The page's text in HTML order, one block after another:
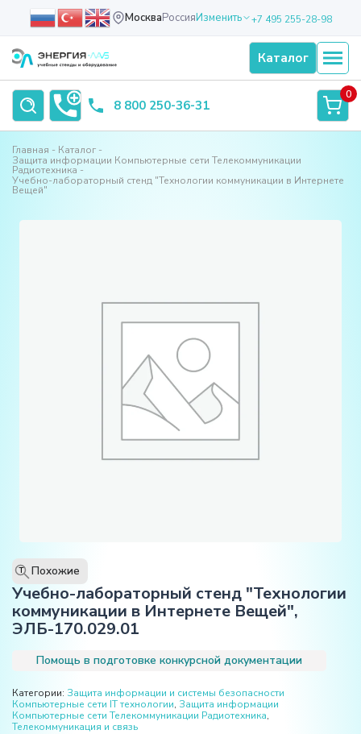
МоскваРоссияИзменить +7 495 255-28-98
Каталог
8 800 250-36-31
0
Главная
Каталог
Защита информации Компьютерные сети Телекоммуникации
Радиотехника
Учебно-лабораторный стенд "Технологии коммуникации в Интернете
Вещей"
T Похожие
Учебно-лабораторный стенд "Технологии
коммуникации в Интернете Вещей",
ЭЛБ-170.029.01
Помощь в подготовке конкурсной документации
Категории: Защита информации и системы безопасности
Компьютерные сети IT технологии, Защита информации
Компьютерные сети Телекоммуникации Радиотехника,
Телекоммуникация и связь